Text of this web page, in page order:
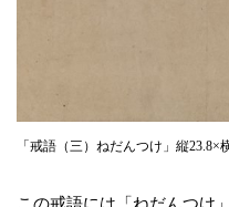
「戒語（三）ねだんつけ」縦23.8×
この戒語には「ねだんつけ